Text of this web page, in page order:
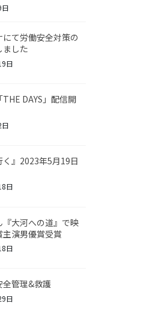
て労働安全対策の
ました
日
DAYS」配信開
く』2023年5月19日
日
『大河への道』で映
主演男優賞受賞
日
全管理&救護
日